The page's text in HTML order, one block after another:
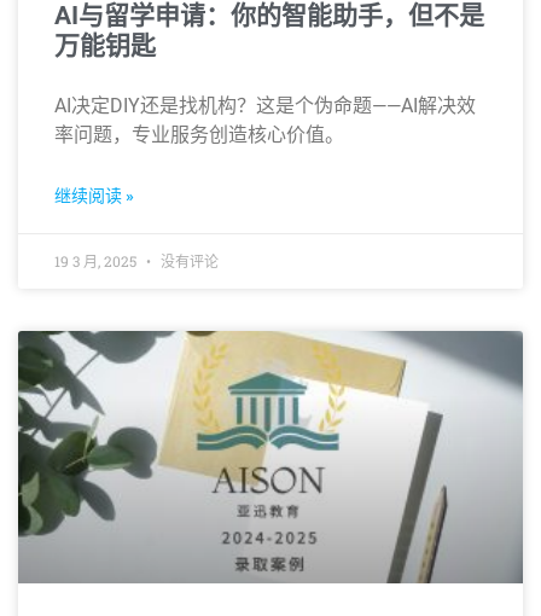
AI与留学申请：你的智能助手，但不是
万能钥匙
AI决定DIY还是找机构？这是个伪命题——AI解决效
率问题，专业服务创造核心价值。
继续阅读 »
19 3 月, 2025 没有评论